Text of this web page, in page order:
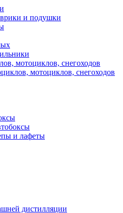
и подушки
мотоциклов, снегоходов
мотоциклов, снегоходов
и лафеты
дистилляции